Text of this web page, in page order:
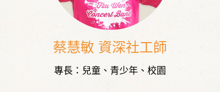
蔡慧敏 資深社工師
專長：兒童、青少年、校園